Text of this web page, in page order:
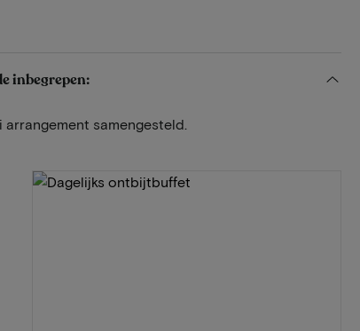
inbegrepen:
samengesteld.